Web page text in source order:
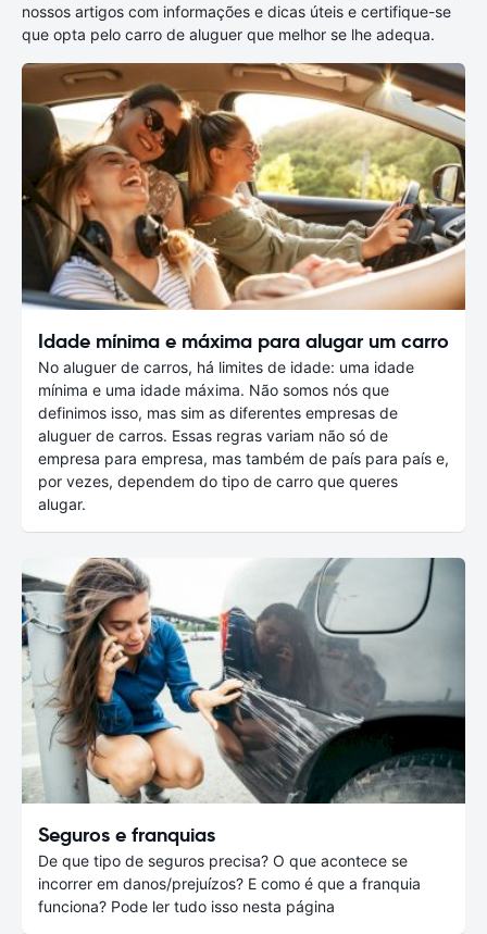
nossos artigos com informações e dicas úteis e certifique-se
que opta pelo carro de aluguer que melhor se lhe adequa.
Idade mínima e máxima para alugar um carro
No aluguer de carros, há limites de idade: uma idade
mínima e uma idade máxima. Não somos nós que
definimos isso, mas sim as diferentes empresas de
aluguer de carros. Essas regras variam não só de
empresa para empresa, mas também de país para país e,
por vezes, dependem do tipo de carro que queres
alugar.
Seguros e franquias
De que tipo de seguros precisa? O que acontece se
incorrer em danos/prejuízos? E como é que a franquia
funciona? Pode ler tudo isso nesta página